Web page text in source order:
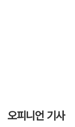
오피니언 기사